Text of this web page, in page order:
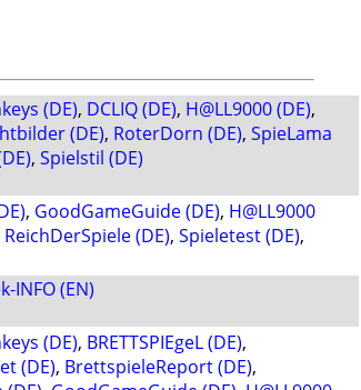
(DE), DCLIQ (DE), H@LL9000 (DE),
(DE), RoterDorn (DE), SpieLama
, Spielstil (DE)
, GoodGameGuide (DE), H@LL9000
ReichDerSpiele (DE), Spieletest (DE),
INFO (EN)
(DE), BRETTSPIEgeL (DE),
(DE), BrettspieleReport (DE),